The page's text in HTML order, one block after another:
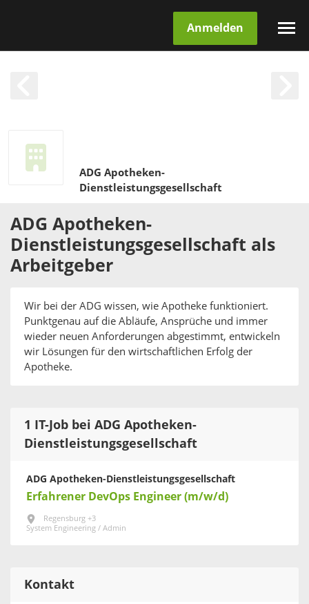
Anmelden
ADG Apotheken-
Dienstleistungsgesellschaft
ADG Apotheken-
Dienstleistungsgesellschaft als
Arbeitgeber
Wir bei der ADG wissen, wie Apotheke funktioniert.
Punktgenau auf die Abläufe, Ansprüche und immer
wieder neuen Anforderungen abgestimmt, entwickeln
wir Lösungen für den wirtschaftlichen Erfolg der
Apotheke.
1 IT-Job bei ADG Apotheken-
Dienstleistungsgesellschaft
ADG Apotheken-Dienstleistungsgesellschaft
Erfahrener DevOps Engineer (m/w/d)
Regensburg +3
System Engineering / Admin
Kontakt